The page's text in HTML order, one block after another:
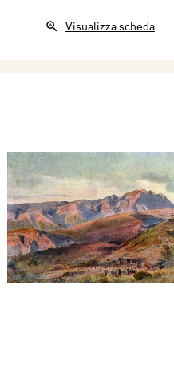
Visualizza scheda